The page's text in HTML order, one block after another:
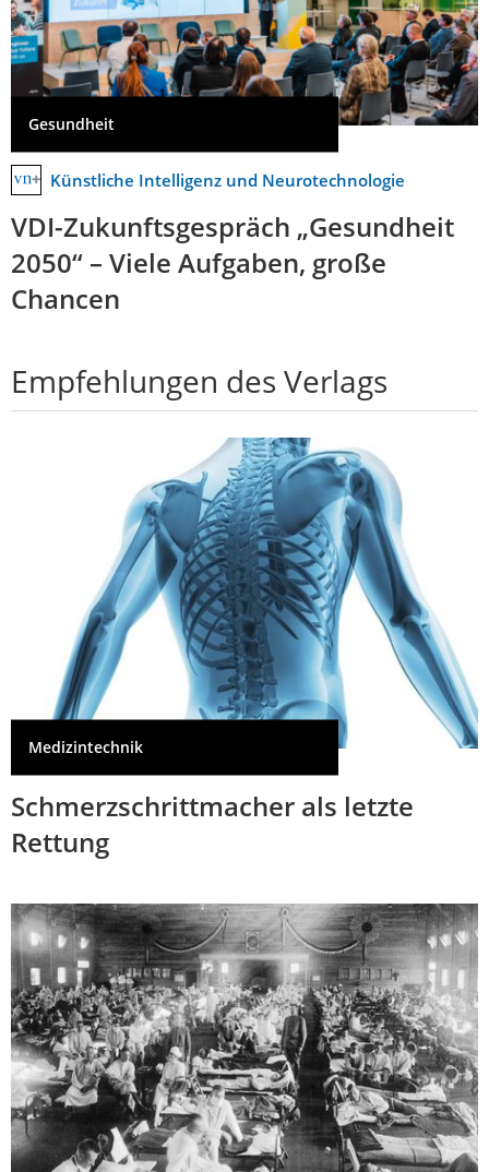
Gesundheit
Künstliche Intelligenz und Neurotechnologie
VDI-Zukunftsgespräch „Gesundheit
2050“ – Viele Aufgaben, große
Chancen
Empfehlungen des Verlags
Medizintechnik
Schmerzschrittmacher als letzte
Rettung